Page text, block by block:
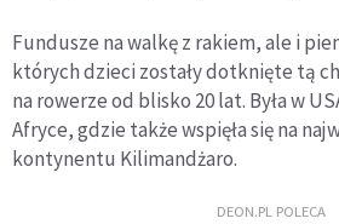
Fundusze na walkę z rakiem, ale i
których dzieci zostały dotknięte tą
na rowerze od blisko 20 lat. Była w
Afryce, gdzie także wspięła się na
kontynentu Kilimandżaro.
DEON.PL POLECA